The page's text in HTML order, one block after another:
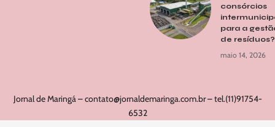
consórcios
para a
de resíduos?
maio 14, 2026
Jornal de Maringá –contato@jornaldemaringa.com.br– tel.(11)91754-
6532